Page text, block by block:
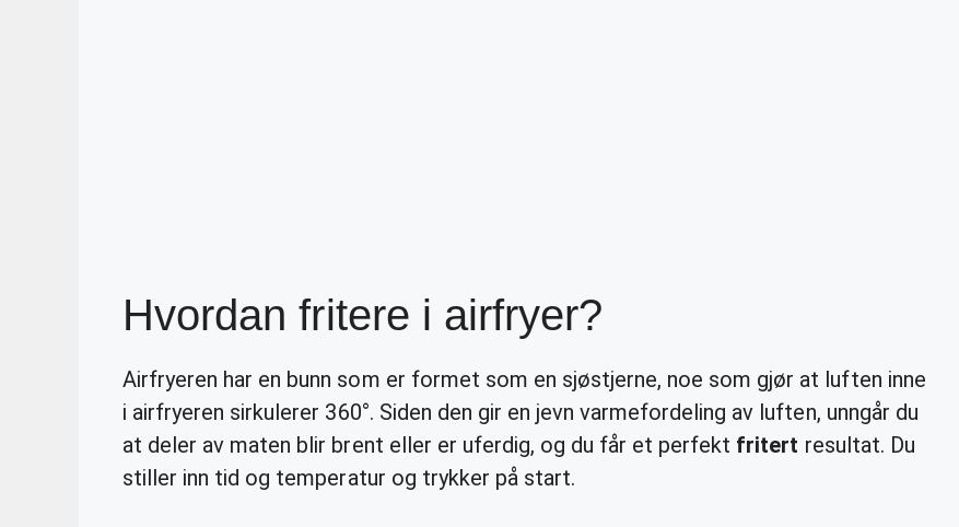
Hvordan fritere i airfryer?
Airfryeren har en bunn som er formet som en sjøstjerne, noe som gjør at luften inne
i airfryeren sirkulerer 360°. Siden den gir en jevn varmefordeling av luften, unngår du
at deler av maten blir brent eller er uferdig, og du får et perfekt fritert resultat. Du
stiller inn tid og temperatur og trykker på start.